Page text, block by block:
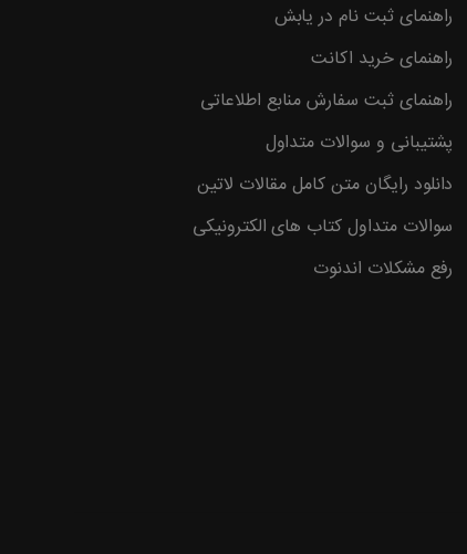
راهنمای ثبت نام در یابش
راهنمای خرید اکانت
راهنمای ثبت سفارش منابع اطلاعاتی
پشتیبانی و سوالات متداول
دانلود رایگان متن کامل مقالات لاتین
سوالات متداول کتاب های الکترونیکی
رفع مشکلات اندنوت